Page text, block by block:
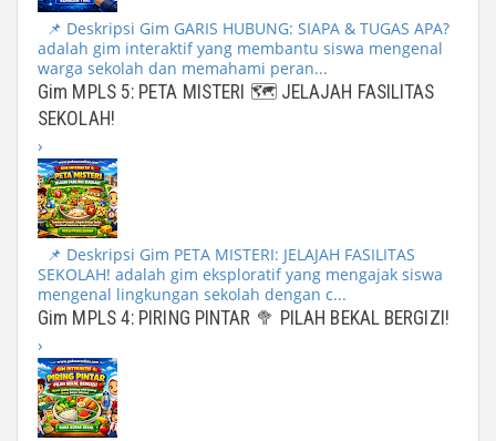
📌 Deskripsi Gim GARIS HUBUNG: SIAPA & TUGAS APA?
adalah gim interaktif yang membantu siswa mengenal
warga sekolah dan memahami peran...
Gim MPLS 5: PETA MISTERI 🗺️ JELAJAH FASILITAS
SEKOLAH!
›
📌 Deskripsi Gim PETA MISTERI: JELAJAH FASILITAS
SEKOLAH! adalah gim eksploratif yang mengajak siswa
mengenal lingkungan sekolah dengan c...
Gim MPLS 4: PIRING PINTAR 🥦 PILAH BEKAL BERGIZI!
›